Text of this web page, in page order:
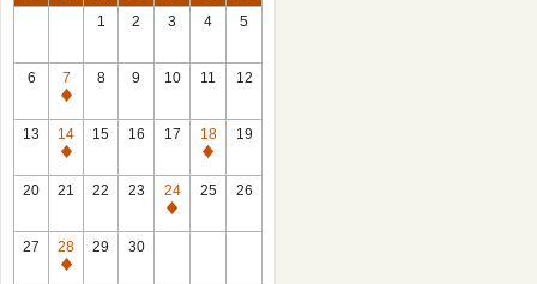
1 2 3 4 5
6
7
休
館
日
8 9 10 11 12
13
14
休
館
15 16 17
18
休
館
19
20 21 22 23
24
休
25 26
27
28
休
29 30